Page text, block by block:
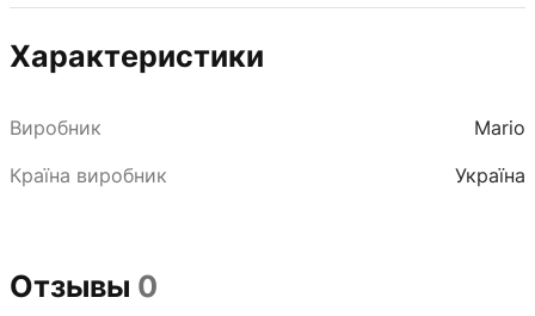
Характеристики
Виробник
Mario
Країна виробник
Україна
Отзывы 0